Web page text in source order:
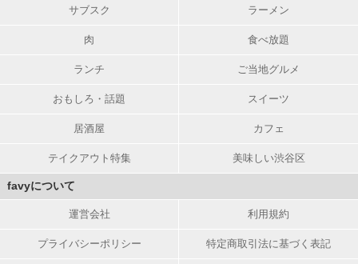
サブスク ラーメン
肉 食べ放題
ランチ ご当地グルメ
おもしろ・話題 スイーツ
居酒屋 カフェ
テイクアウト特集 美味しい渋谷区
favyについて
運営会社 利用規約
プライバシーポリシー 特定商取引法に基づく表記